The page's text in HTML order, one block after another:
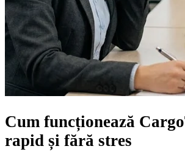
Cum funcționează
rapid și fără stres